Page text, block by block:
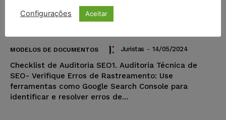
Modelo de Checklist de Auditoria
MODELOS DE DOCUMENTOS Juristas - 14/05/2024
Checklist de Auditoria SEO1. Auditoria Técnica de
SEO- Verifique Erros de Rastreamento: Use
ferramentas como Google Search Console para
identificar e resolver erros de...
Configurações Aceitar